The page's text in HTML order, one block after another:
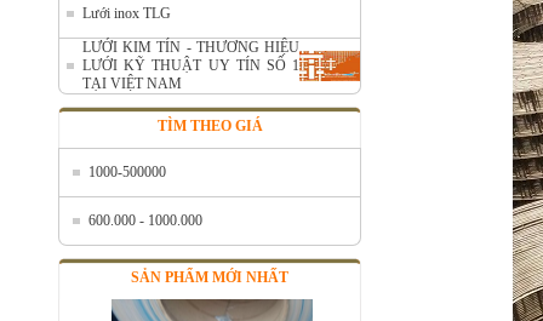
Lưới inox TLG
LƯỚI KIM TÍN - THƯƠNG HIỆU
LƯỚI KỸ THUẬT UY TÍN SỐ 1
TẠI VIỆT NAM
TÌM THEO GIÁ
1000-500000
600.000 - 1000.000
SẢN PHẨM MỚI NHẤT
Call